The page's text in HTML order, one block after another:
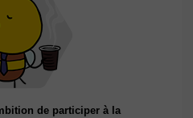
de participer à la